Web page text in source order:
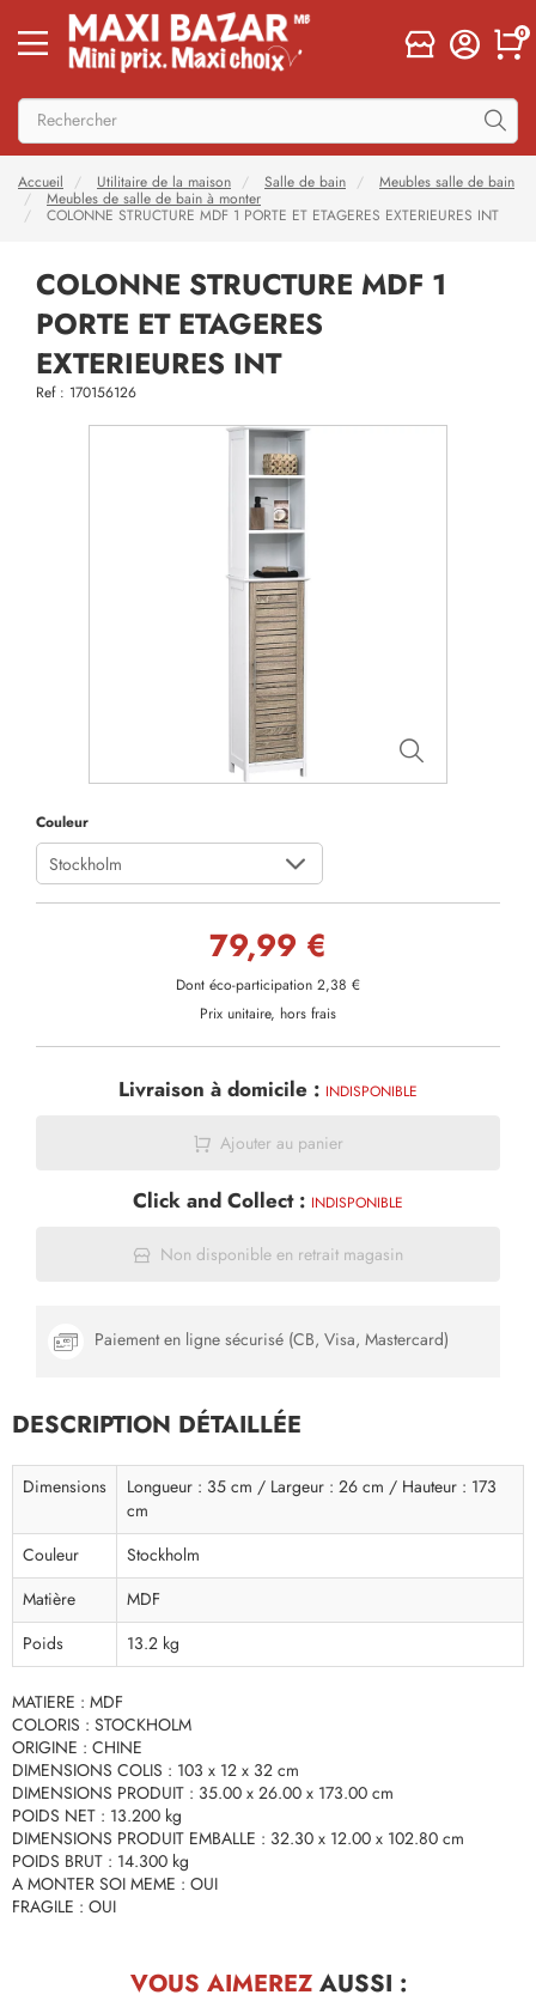
0
Accueil Utilitaire de la maison Salle de bain
Meubles salle de bain
Meubles de salle de bain à monter
COLONNE STRUCTURE MDF 1 PORTE ET ETAGERES EXTERIEURES INT
COLONNE STRUCTURE MDF 1
PORTE ET ETAGERES
EXTERIEURES INT
Ref : 170156126
Couleur
Stockholm
79,99 €
Dont éco-participation 2,38 €
Prix unitaire, hors frais
Livraison à domicile : INDISPONIBLE
Ajouter au panier
Click and Collect : INDISPONIBLE
Non disponible en retrait magasin
Paiement en ligne sécurisé (CB, Visa, Mastercard)
DESCRIPTION DÉTAILLÉE
Dimensions
Longueur : 35 cm / Largeur : 26 cm / Hauteur : 173
cm
Couleur
Stockholm
Matière
MDF
Poids
13.2 kg
MATIERE : MDF
COLORIS : STOCKHOLM
ORIGINE : CHINE
DIMENSIONS COLIS : 103 x 12 x 32 cm
DIMENSIONS PRODUIT : 35.00 x 26.00 x 173.00 cm
POIDS NET : 13.200 kg
DIMENSIONS PRODUIT EMBALLE : 32.30 x 12.00 x 102.80 cm
POIDS BRUT : 14.300 kg
A MONTER SOI MEME : OUI
FRAGILE : OUI
VOUS AIMEREZAUSSI :